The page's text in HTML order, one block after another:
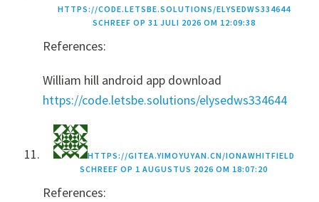
HTTPS://CODE.LETSBE.SOLUTIONS/ELYSEDWS334644
SCHREEF OP 31 JULI 2026 OM 12:09:38
References:
William hill android app download
https://code.letsbe.solutions/elysedws334644
HTTPS://GITEA.YIMOYUYAN.CN/IONAWHITFIELD
SCHREEF OP 1 AUGUSTUS 2026 OM 18:07:20
References: